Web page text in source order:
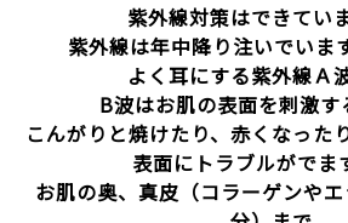
紫外線対策はできてい
紫外線は年中降り注いでいま
よく耳にする紫外線Ａ
B波はお肌の表面を刺激す
こんがりと焼けたり、赤くなった
表面にトラブルがで
お肌の奥、真皮（コラーゲンや